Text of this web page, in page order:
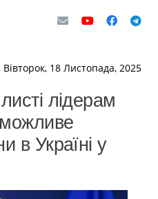
Вівторок, 18 Листопада, 2025
лідерам
в Україні у